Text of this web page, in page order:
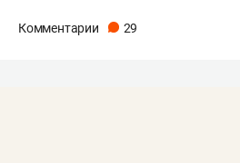
Комментарии 29